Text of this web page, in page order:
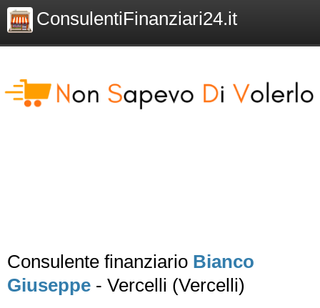
ConsulentiFinanziari24.it
Consulente finanziario Bianco
Giuseppe - Vercelli (Vercelli)